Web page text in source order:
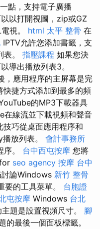
點，支持電子廣播
以打開視圖，zip或GZ
視。 html 太平 整骨 在
IPTV允許您添加書籤，支
。 指壓課程 如果您決
導出播放列表3。
，應用程序的主屏幕是完
快捷方式添加到最多的頻
的MP3下載器具
在線流並下載視頻和聲音
技巧從桌面應用程序和
放列表。 會計事務所
。 台中西屯按摩 您將
seo agency 按摩 台中
論Windows 新竹 整骨
的工具菜單。 台胞證
屯按摩 Windows 台北
題是設置視頻尺寸。 腳
的最後一個面板標籤。